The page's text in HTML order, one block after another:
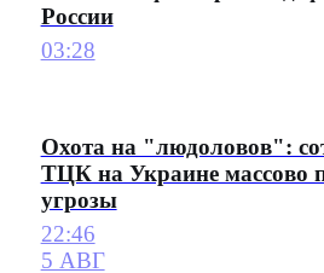
России
03:28
Охота на "людоловов":
ТЦК на Украине массово
угрозы
22:46
5 АВГ